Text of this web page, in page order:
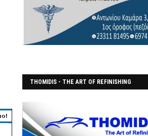
THOMIDIS - THE ART OF REFINISHING